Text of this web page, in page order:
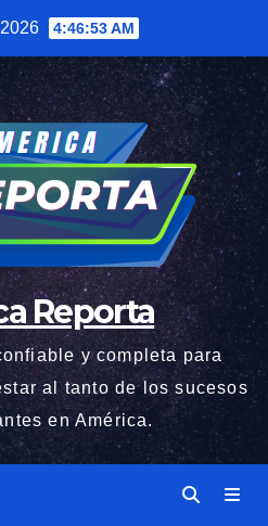
4:46:54 AM
Reporta
y completa para
al tanto de los sucesos
en América.